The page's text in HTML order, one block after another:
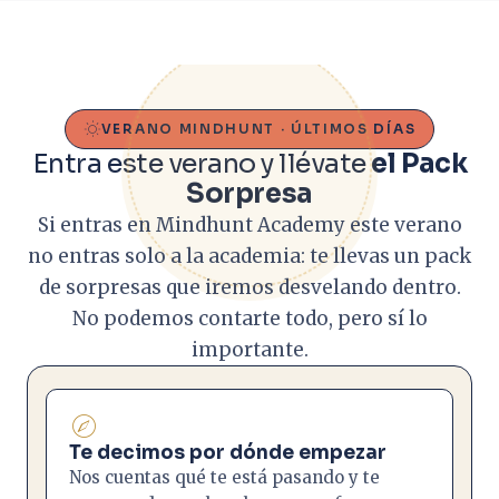
VERANO MINDHUNT · ÚLTIMOS DÍAS
Entra este verano y llévateel Pack
Sorpresa
Si entras en Mindhunt Academy este verano
no entras solo a la academia: te llevas un pack
de sorpresas que iremos desvelando dentro.
No podemos contarte todo, pero sí lo
importante.
Te decimos por dónde empezar
Nos cuentas qué te está pasando y te